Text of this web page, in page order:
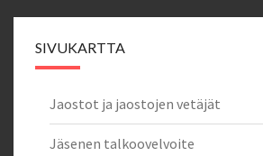
SIVUKARTTA
Jaostot ja jaostojen vetäjät
Jäsenen talkoovelvoite